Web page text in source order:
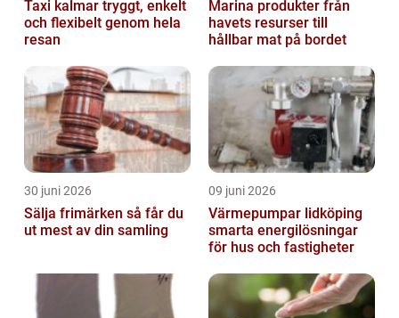
Taxi kalmar tryggt, enkelt
och flexibelt genom hela
resan
Marina produkter från
havets resurser till
hållbar mat på bordet
30 juni 2026
Sälja frimärken så får du
ut mest av din samling
09 juni 2026
Värmepumpar lidköping
smarta energilösningar
för hus och fastigheter